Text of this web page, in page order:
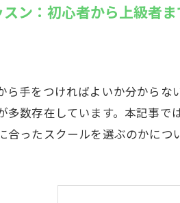
ン：初心者から上級者
ら手をつければよいか分から
多数存在しています。本記事
ったスクールを選ぶのかにつ